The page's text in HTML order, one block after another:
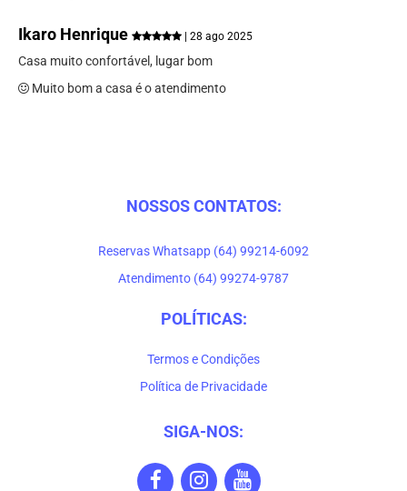
Ikaro Henrique | 28 ago 2025
Casa muito confortável, lugar bom
Muito bom a casa é o atendimento
NOSSOS CONTATOS:
Reservas Whatsapp (64) 99214-6092
Atendimento (64) 99274-9787
POLÍTICAS:
Termos e Condições
Política de Privacidade
SIGA-NOS: